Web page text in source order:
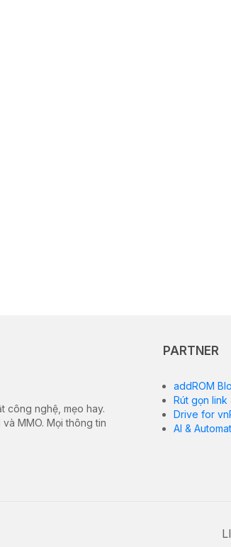
công nghệ, mẹo hay.
MMO. Mọi thông tin
PARTNER
addROM
Rút gọn link
Drive for
AI &